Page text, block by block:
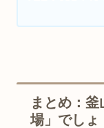
まとめ：
場」でしょ